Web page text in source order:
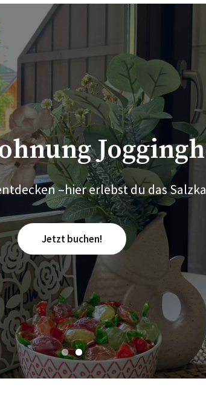
in Bad
Jetzt unvergessliche
–hier erlebst du das
Jetzt buchen!